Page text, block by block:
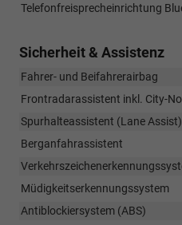
Telefonfreisprecheinrichtung
Sicherheit & Assistenz
Fahrer- und Beifahrerairbag
Frontradarassistent inkl. City-
Spurhalteassistent (Lane Assist)
Berganfahrassistent
Müdigkeitserkennungssystem
Antiblockiersystem (ABS)